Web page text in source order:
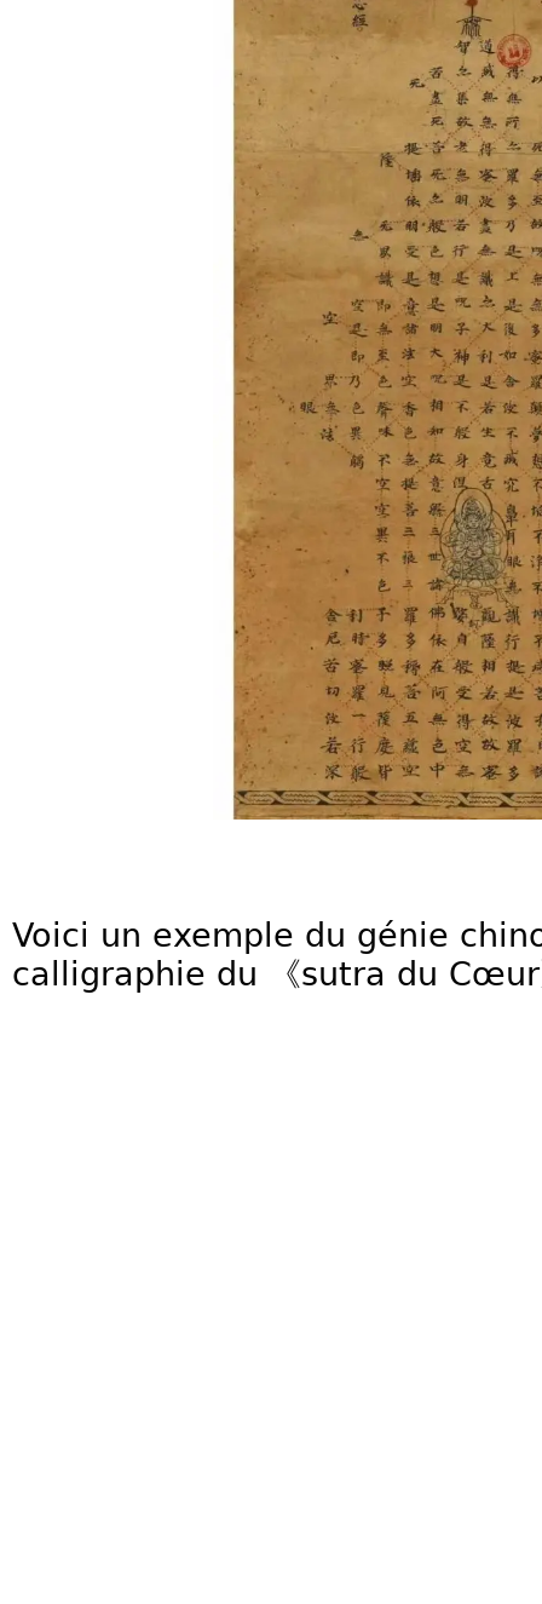
Voici un exemple du génie
calligraphie du 《sutra du